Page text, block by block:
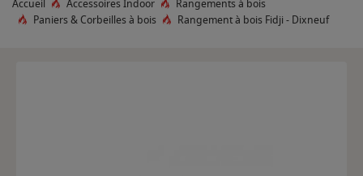
Accueil Accessoires Indoor
Rangements à bois
Paniers & Corbeilles à bois
Rangement à bois Fidji - Dixneuf